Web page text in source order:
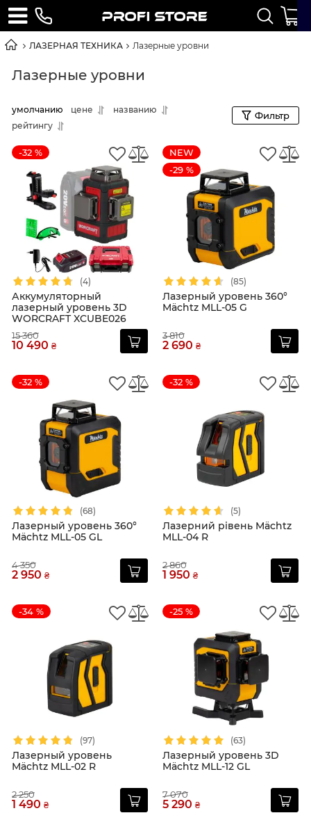
ЛАЗЕРНАЯ ТЕХНИКА Лазерные уровни
Лазерные уровни
умолчанию цене
названию
рейтингу
Фильтр
-32 %
(4)
Аккумуляторный
лазерный уровень 3D
WORCRAFT XCUBE026
15 360
10 490 ₴
NEW
-29 %
(85)
Лазерный уровень 360°
Mächtz MLL-05 G
3 810
2 690 ₴
-32 %
(68)
Лазерный уровень 360°
Mächtz MLL-05 GL
4 350
2 950 ₴
-32 %
(5)
Лазерний рівень Mächtz
MLL-04 R
2 860
1 950 ₴
-34 %
(97)
Лазерный уровень
Mächtz MLL-02 R
2 250
1 490 ₴
-25 %
(63)
Лазерный уровень 3D
Mächtz MLL-12 GL
7 070
5 290 ₴